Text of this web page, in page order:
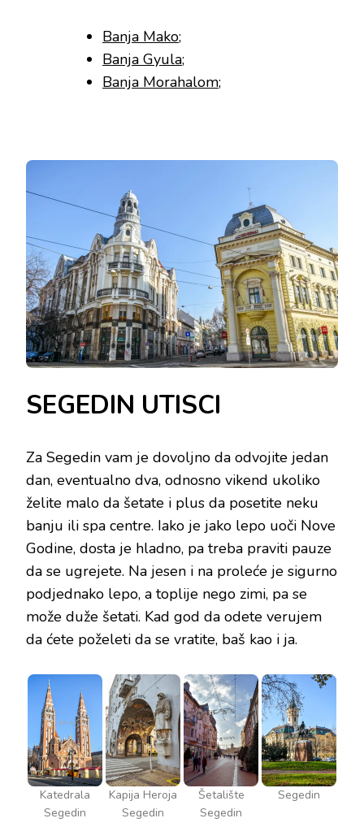
Banja Mako;
Banja Gyula;
Banja Morahalom;
SEGEDIN UTISCI
Za Segedin vam je dovoljno da odvojite jedan
dan, eventualno dva, odnosno vikend ukoliko
želite malo da šetate i plus da posetite neku
banju ili spa centre. Iako je jako lepo uoči Nove
Godine, dosta je hladno, pa treba praviti pauze
da se ugrejete. Na jesen i na proleće je sigurno
podjednako lepo, a toplije nego zimi, pa se
može duže šetati. Kad god da odete verujem
da ćete poželeti da se vratite, baš kao i ja.
Katedrala
Segedin
Kapija Heroja
Segedin
Šetalište
Segedin
Segedin